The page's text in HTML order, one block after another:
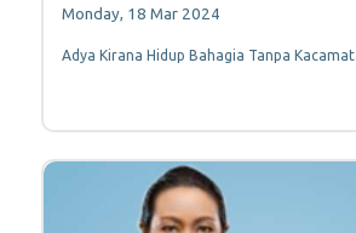
Monday, 18 Mar 2024
Adya Kirana Hidup Bahagia Tanpa